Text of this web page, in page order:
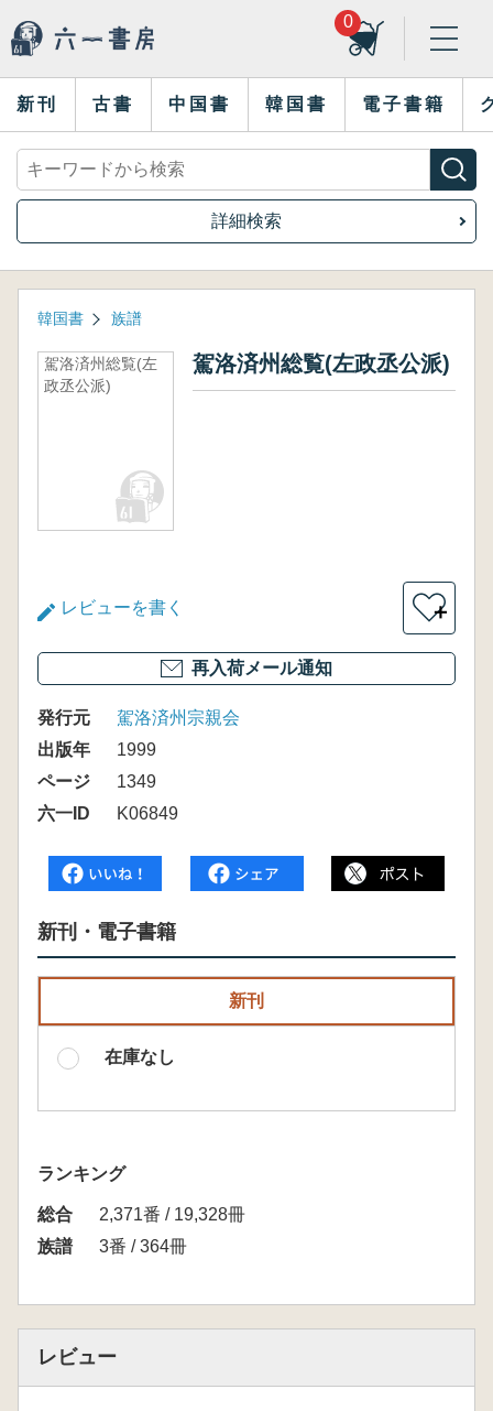
0
新刊 古書 中国書 韓国書 電子書籍
詳細検索
韓国書 族譜
駕洛済州総覧(左
政丞公派)
駕洛済州総覧(左政丞公派)
レビューを書く ＋
再入荷メール通知
発行元
駕洛済州宗親会
出版年
1999
ページ
1349
六一ID
K06849
新刊・電子書籍
新刊
在庫なし
ランキング
総合
2,371番 / 19,328冊
族譜
3番 / 364冊
レビュー